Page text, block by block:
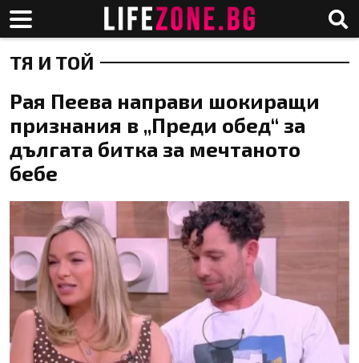
ТЯ И ТОЙ
Рая Пеева направи шокиращи
признания в „Преди обед“ за
дългата битка за мечтаното
бебе